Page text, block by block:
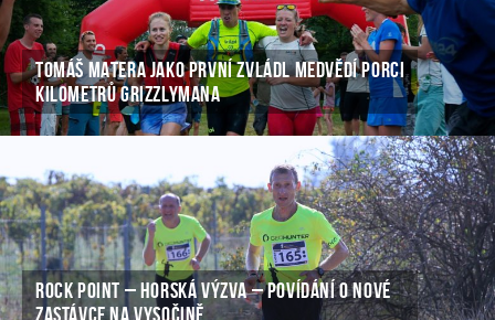
TOMÁŠ MATERA JAKO PRVNÍ ZVLÁDL MEDVĚDÍ PORCI
KILOMETRŮ GRIZZLYMANA
ROCK POINT – HORSKÁ VÝZVA – POVÍDÁNÍ O NOVÉ
ZASTÁVCE NA VYSOČINĚ